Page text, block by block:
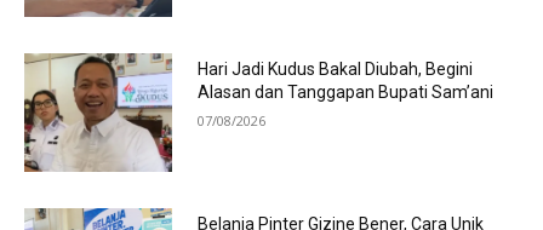
Hari Jadi Kudus Bakal Diubah, Begini
Alasan dan Tanggapan Bupati Sam’ani
07/08/2026
Belanja Pinter Gizine Bener, Cara Unik